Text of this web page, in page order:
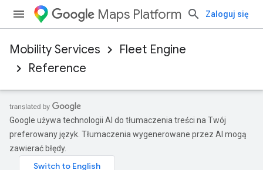
Maps Platform Zaloguj się
Mobility Services
Fleet Engine
Reference
Google używa technologii AI do tłumaczenia treści na Twój
preferowany język. Tłumaczenia wygenerowane przez AI mogą
zawierać błędy.